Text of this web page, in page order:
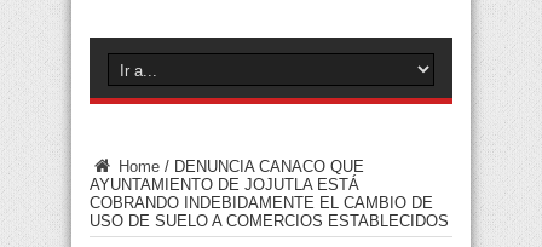
Home / DENUNCIA CANACO QUE
AYUNTAMIENTO DE JOJUTLA ESTÁ
COBRANDO INDEBIDAMENTE EL CAMBIO DE
USO DE SUELO A COMERCIOS ESTABLECIDOS